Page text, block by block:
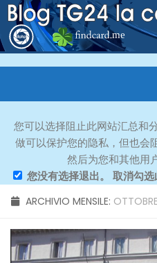
您可以选择阻止此网站汇总和
做可以保护您的隐私，但也会
然后为您和其他用
您没有选择退出。 取消勾选
ARCHIVIO MENSILE: